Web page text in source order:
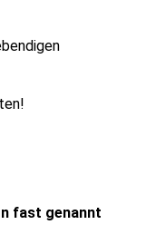
fast genannt